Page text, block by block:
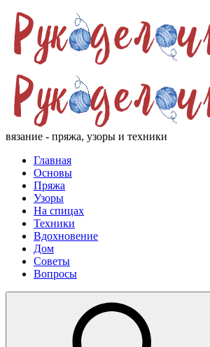
вязание - пряжа, узоры и техники
Главная
Основы
Пряжа
Узоры
На спицах
Техники
Вдохновение
Дом
Советы
Вопросы